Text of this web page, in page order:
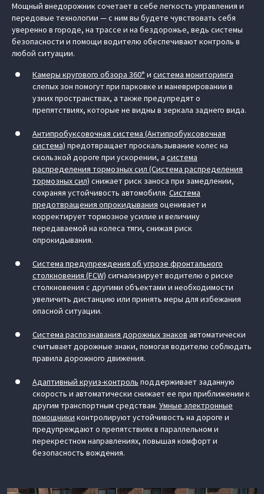
Мощный внедорожник сочетает в себе легкость управления и
передовые технологии — с ним вы будете чувствовать себя
уверенно в городе, на трассе и на бездорожье, ведь системы
безопасности и помощи водителю обеспечивают контроль в
любой ситуации.
Камеры кругового обзора 360° и система мониторинга
слепых зон помогут при парковке и маневрировании в
узких пространствах, а также предупредят о
препятствиях, которые не видны в зеркала заднего вида.
Антипробуксовочная система (Антипробуксовочная
система) предотвращает проскальзывание колес на
скользкой дороге при ускорении, а система
распределения тормозных сил (Система распределения
тормозных сил) снижает риск заноса при замедлении,
сохраняя устойчивость автомобиля. Система
предотвращения опрокидывания оценивает и
корректирует тормозное усилие и величину
передаваемой на колеса тяги, снижая риск
опрокидывания.
Система предупреждения об угрозе фронтального
столкновения (FCW) сигнализирует водителю о риске
столкновения с другими объектами и необходимости
увеличить дистанцию или принять меры для избежания
опасной ситуации.
Система распознавания дорожных знаков автоматически
считывает дорожные знаки, помогая водителю соблюдать
правила дорожного движения.
Адаптивный круиз-контроль поддерживает заданную
скорость и автоматически снижает ее при приближении к
другим транспортным средствам. Умные электронные
помощники контролируют устойчивость на дороге и
предупреждают о препятствиях в параллельном и
перекрестном направлениях, повышая комфорт и
безопасность вождения.